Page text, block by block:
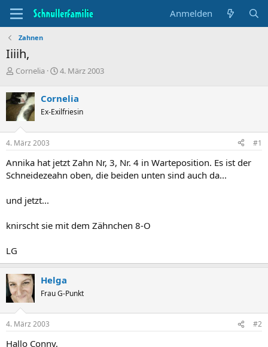
Anmelden
Zahnen
Iiiih,
T
e
m
e
n
s
t
r
t
r
Cornelia
B
i
n
d
u
m
4. März 2003
Cornelia
Ex-Exilfriesin
4. März 2003 #1
Annika hat jetzt Zahn Nr, 3, Nr. 4 in Warteposition. Es ist der
Schneidezeahn oben, die beiden unten sind auch da...
und jetzt...
knirscht sie mit dem Zähnchen 8-O
LG
Helga
Frau G-Punkt
4. März 2003 #2
Hallo Conny,